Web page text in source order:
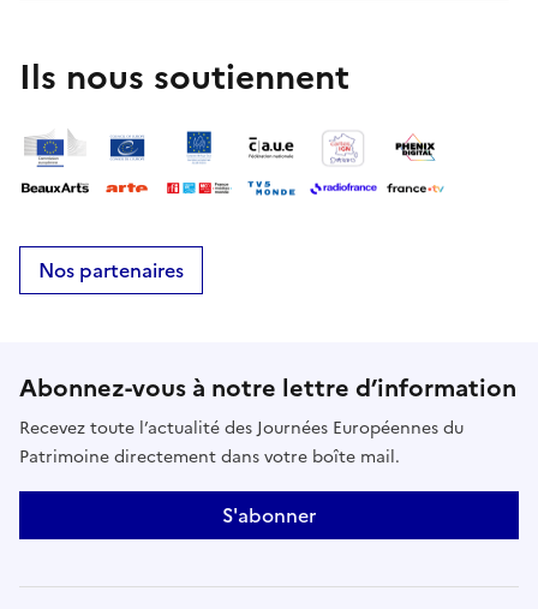
Ils nous soutiennent
Nos partenaires
Abonnez-vous à notre lettre d’information
Recevez toute l’actualité des Journées Européennes du
Patrimoine directement dans votre boîte mail.
S'abonner